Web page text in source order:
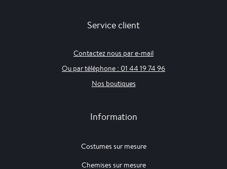
Service client
Contactez nous par e-mail
Ou par téléphone : 01 44 19 74 96
Nos boutiques
Information
Costumes sur mesure
Chemises sur mesure